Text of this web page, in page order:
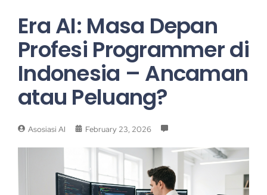
Era AI: Masa Depan
Profesi Programmer di
Indonesia – Ancaman
atau Peluang?
Asosiasi AI February 23, 2026